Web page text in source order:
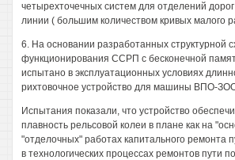
четырехточечных систем для отделений
линии ( большим количеством кривых малого
6. На основании разработанных структурной
функционирования ССРП с бесконечной
испытано в эксплуатационных условиях
рихтовочное устройство для машины ВПО-
Испытания показали, что устройство
плавность рельсовой колеи в плане как на
"отделочных" работах капитального ремонта
в технологических процессах ремонтов пути